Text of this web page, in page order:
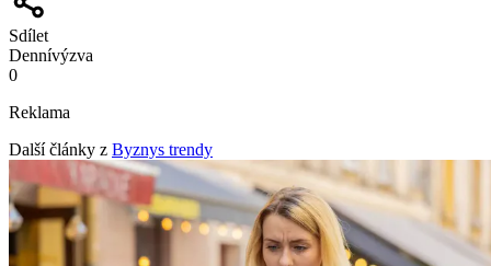
Sdílet
Dennívýzva
0
Reklama
Další články z Byznys trendy